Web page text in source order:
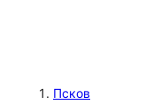
Псков